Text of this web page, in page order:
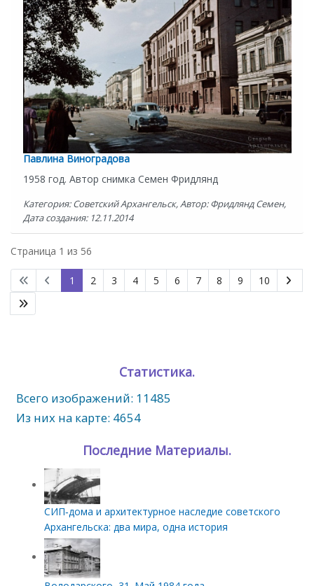
Павлина Виноградова
1958 год. Автор снимка Семен Фридлянд
Категория: Советский Архангельск, Автор: Фридлянд Семен,
Дата создания: 12.11.2014
Страница 1 из 56
1 2 3 4 5 6 7 8 9 10
Статистика.
Всего изображений: 11485
Из них на карте: 4654
Последние Материалы.
СИП‑дома и архитектурное наследие советского
Архангельска: два мира, одна история